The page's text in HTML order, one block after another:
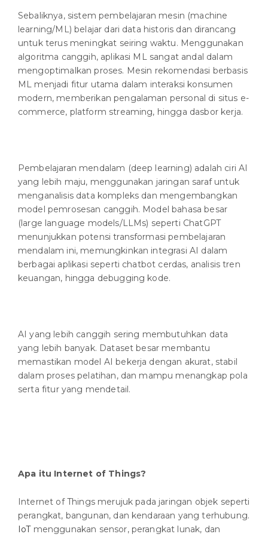
Sebaliknya, sistem pembelajaran mesin (machine
learning/ML) belajar dari data historis dan dirancang
untuk terus meningkat seiring waktu. Menggunakan
algoritma canggih, aplikasi ML sangat andal dalam
mengoptimalkan proses. Mesin rekomendasi berbasis
ML menjadi fitur utama dalam interaksi konsumen
modern, memberikan pengalaman personal di situs e-
commerce, platform streaming, hingga dasbor kerja.
Pembelajaran mendalam (deep learning) adalah ciri AI
yang lebih maju, menggunakan jaringan saraf untuk
menganalisis data kompleks dan mengembangkan
model pemrosesan canggih. Model bahasa besar
(large language models/LLMs) seperti ChatGPT
menunjukkan potensi transformasi pembelajaran
mendalam ini, memungkinkan integrasi AI dalam
berbagai aplikasi seperti chatbot cerdas, analisis tren
keuangan, hingga debugging kode.
AI yang lebih canggih sering membutuhkan data
yang lebih banyak. Dataset besar membantu
memastikan model AI bekerja dengan akurat, stabil
dalam proses pelatihan, dan mampu menangkap pola
serta fitur yang mendetail.
Apa itu Internet of Things?
Internet of Things merujuk pada jaringan objek seperti
perangkat, bangunan, dan kendaraan yang terhubung.
IoTmenggunakan sensor, perangkat lunak, dan